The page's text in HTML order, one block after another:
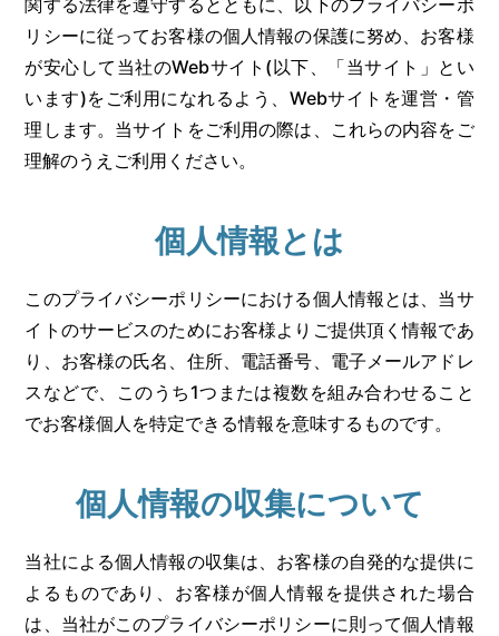
関する法律を遵守するとともに、以下のプライバシーポ
リシーに従ってお客様の個人情報の保護に努め、お客様
が安心して当社のWebサイト(以下、「当サイト」とい
います)をご利用になれるよう、Webサイトを運営・管
理します。当サイトをご利用の際は、これらの内容をご
理解のうえご利用ください。
個人情報とは
このプライバシーポリシーにおける個人情報とは、当サ
イトのサービスのためにお客様よりご提供頂く情報であ
り、お客様の氏名、住所、電話番号、電子メールアドレ
スなどで、このうち1つまたは複数を組み合わせること
でお客様個人を特定できる情報を意味するものです。
個人情報の収集について
当社による個人情報の収集は、お客様の自発的な提供に
よるものであり、お客様が個人情報を提供された場合
は、当社がこのプライバシーポリシーに則って個人情報